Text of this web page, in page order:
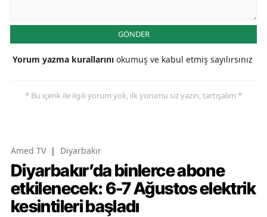
GÖNDER
Yorum yazma kurallarını okumuş ve kabul etmiş sayılırsınız
* Bu içerik ile ilgili yorum yok, ilk yorumu siz yazın, tartışalım *
Amed TV | Diyarbakır
Diyarbakır’da binlerce abone
etkilenecek: 6-7 Ağustos elektrik
kesintileri başladı